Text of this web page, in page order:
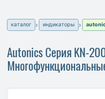
каталог индикаторы
Autonics Серия KN-